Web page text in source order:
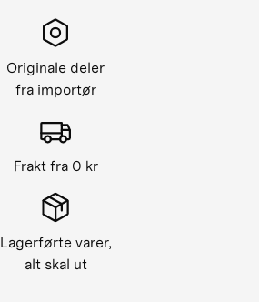
Originale deler
fra importør
Frakt fra 0 kr
Lagerførte varer,
alt skal ut